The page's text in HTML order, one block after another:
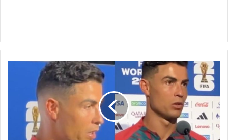
reaccionó
cuando
preguntaron